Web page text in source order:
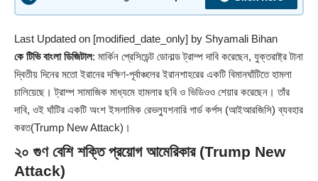
Last Updated on [modified_date_only] by Shyamali Bihan
কে টিভি বাংলা ডিজিটাল: মার্কিন প্রেসিডেন্ট ডোনাল্ড ট্রাম্পদাবি করেছেন, যুক্তরাষ্ট্র টানা
দ্বিতীয় দিনের মতো ইরানের দক্ষিণ-পূর্বাঞ্চলের ইরানশাহরের একটি বিমানঘাঁটিতে হামলা
চালিয়েছে। ট্রাম্প সামাজিক মাধ্যমে হামলার ছবি ও ভিডিওও শেয়ার করেছেন। তাঁর
দাবি, ওই ঘাঁটির একটি অংশ ইসলামিক রেভল্যুশনারি গার্ড কর্পস (আইআরজিসি) ব্যবহার
করত(Trump New Attack)।
২০ গুণ বেশি শক্তি প্রয়োগ আমেরিকার (Trump New
Attack)